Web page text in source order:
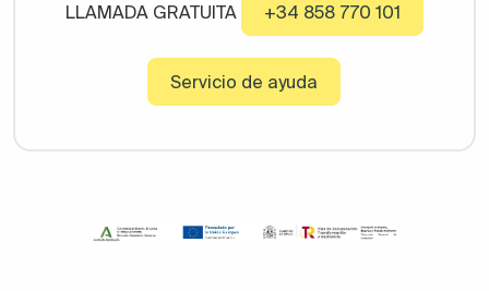
LLAMADA GRATUITA +34 858 770 101
Servicio de ayuda